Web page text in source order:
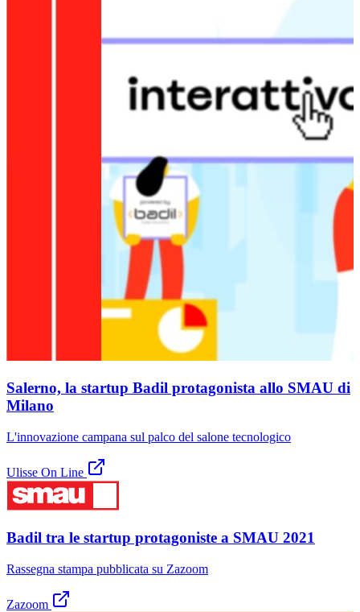
Salerno, la startup Badil protagonista allo SMAU di
Milano
L'innovazione campana sul palco del salone tecnologico
Ulisse On Line
Badil tra le startup protagoniste a SMAU 2021
Rassegna stampa pubblicata su Zazoom
Zazoom